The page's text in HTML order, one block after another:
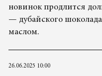
новинок продлится
— дубайского
маслом.
26.06.2025 10:00